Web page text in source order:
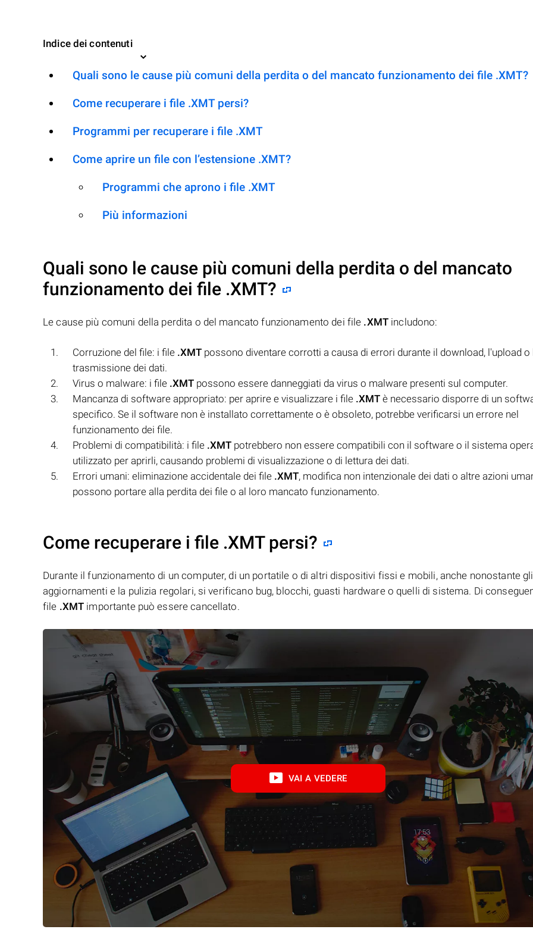
Indice dei contenuti
Quali sono le cause più comuni della perdita o del mancato funzionamento dei file .XMT?
Come recuperare i file .XMT persi?
Programmi per recuperare i file .XMT
Come aprire un file con l’estensione .XMT?
Programmi che aprono i file .XMT
Più informazioni
Quali sono le cause più comuni della perdita o del mancato
funzionamento dei file .XMT?
Le cause più comuni della perdita o del mancato funzionamento dei file .XMT includono:
Corruzione del file: i file .XMT possono diventare corrotti a causa di errori durante il download, l'upload o
trasmissione dei dati.
Virus o malware: i file .XMT possono essere danneggiati da virus o malware presenti sul computer.
Mancanza di software appropriato: per aprire e visualizzare i file .XMT è necessario disporre di un
specifico. Se il software non è installato correttamente o è obsoleto, potrebbe verificarsi un errore nel
funzionamento dei file.
Problemi di compatibilità: i file .XMT potrebbero non essere compatibili con il software o il sistema
utilizzato per aprirli, causando problemi di visualizzazione o di lettura dei dati.
Errori umani: eliminazione accidentale dei file .XMT, modifica non intenzionale dei dati o altre azioni
possono portare alla perdita dei file o al loro mancato funzionamento.
Come recuperare i file .XMT persi?
Durante il funzionamento di un computer, di un portatile o di altri dispositivi fissi e mobili, anche nonostante gli
aggiornamenti e la pulizia regolari, si verificano bug, blocchi, guasti hardware o quelli di sistema. Di
file .XMT importante può essere cancellato.
VAI A VEDERE